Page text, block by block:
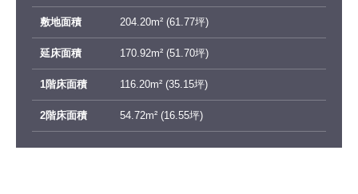
敷地面積 204.20m² (61.77坪)
延床面積 170.92m² (51.70坪)
1階床面積 116.20m² (35.15坪)
2階床面積 54.72m² (16.55坪)